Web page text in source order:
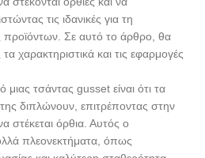
τις ιδανικές για τη
προϊόντων. Σε αυτό το άρθρο, θα
χαρακτηριστικά και τις εφαρμογές
μιας τσάντας gusset είναι ότι τα
διπλώνουν, επιτρέποντας στην
στέκεται όρθια. Αυτός ο
πλεονεκτήματα, όπως